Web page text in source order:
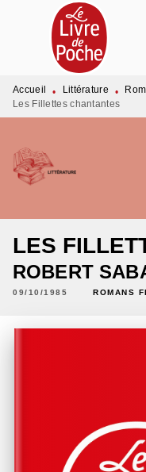
MENU
PIED DE PAGE
Accueil • Littérature •
Les Fillettes chantantes
LES
ROBERT
09/10/1985 ROMANS